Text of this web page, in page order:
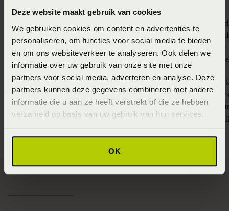
Deze website maakt gebruik van cookies
We gebruiken cookies om content en advertenties te
personaliseren, om functies voor social media te bieden
en om ons websiteverkeer te analyseren. Ook delen we
informatie over uw gebruik van onze site met onze
partners voor social media, adverteren en analyse. Deze
partners kunnen deze gegevens combineren met andere
informatie die u aan ze heeft verstrekt of die ze hebben
verzameld op basis van uw gebruik van hun services.
OK
Natuurlatex uitvoering
- 100% natuurlijke
- Maximale
- Optimale ventilatie
- Drukverlagend en
Pocketvering uitvoering
- Individueel
- Dynamische
- Uitstekende
- Ideaal voor